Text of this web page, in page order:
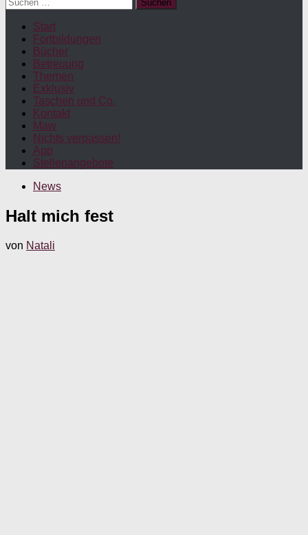
nach:
Start
Fortbildungen
Bücher
Betreuung
Themen
Exklusiv
Taschen und Co.
Kontakt
Maw
Nichts verpassen!
App
Stellenangebote
News
Halt mich fest
von Natali